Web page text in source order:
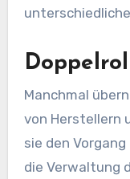
Manchmal
von Herstellern
sie den
die Verwaltung